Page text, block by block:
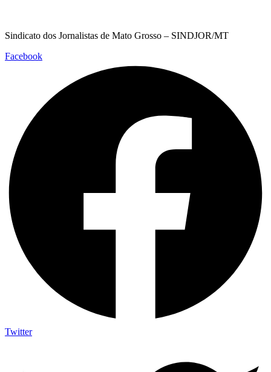
Sindicato dos Jornalistas de Mato Grosso – SINDJOR/MT
Facebook
Twitter